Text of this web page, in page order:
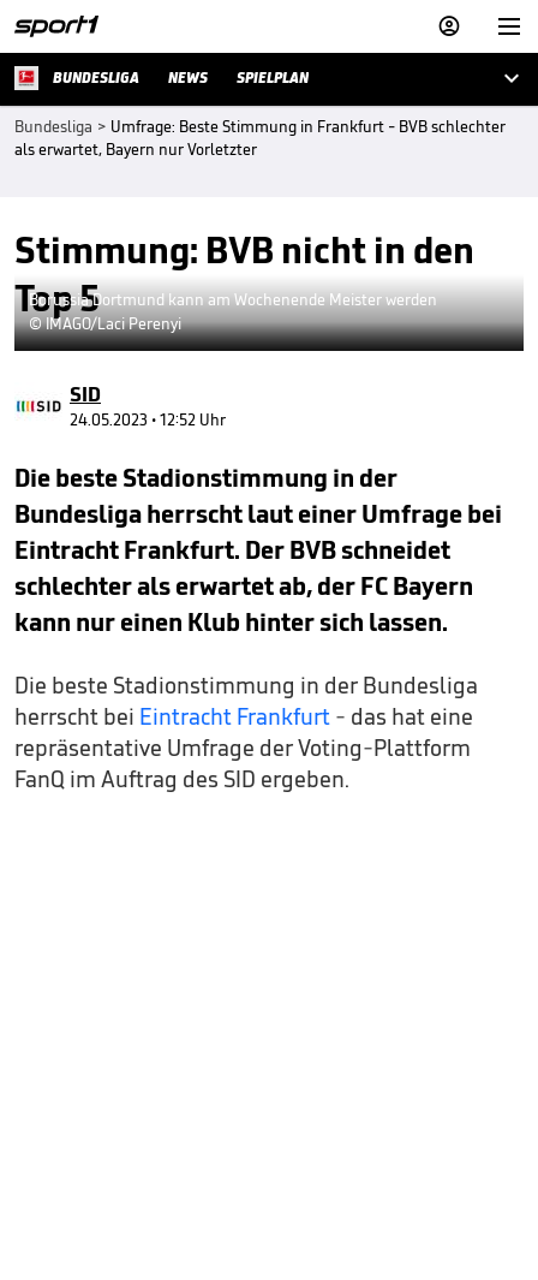


BUNDESLIGA NEWS SPIELPLAN 
Bundesliga > Umfrage: Beste Stimmung in Frankfurt - BVB schlechter
als erwartet, Bayern nur Vorletzter
Stimmung: BVB nicht in den
Top 5
Borussia Dortmund kann am Wochenende Meister werden
© IMAGO/Laci Perenyi
SID
24.05.2023 • 12:52 Uhr
Die beste Stadionstimmung in der
Bundesliga herrscht laut einer Umfrage bei
Eintracht Frankfurt. Der BVB schneidet
schlechter als erwartet ab, der FC Bayern
kann nur einen Klub hinter sich lassen.
Die beste Stadionstimmung in der Bundesliga
herrscht bei Eintracht Frankfurt - das hat eine
repräsentative Umfrage der Voting-Plattform
FanQ im Auftrag des SID ergeben.